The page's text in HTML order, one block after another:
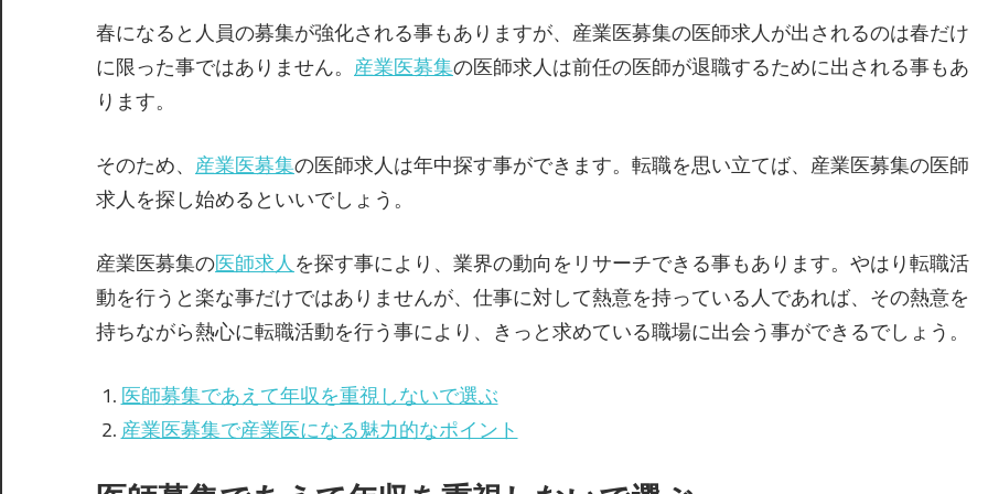
春になると人員の募集が強化される事もありますが、産業医募集の医師求人が出されるのは春だけ
に限った事ではありません。 産業医募集の医師求人は前任の医師が退職するために出される事もあ
ります。
そのため、 産業医募集の医師求人は年中探す事ができます。転職を思い立てば、産業医募集の医師
求人を探し始めるといいでしょう。
産業医募集の医師求人を探す事により、業界の動向をリサーチできる事もあります。やはり転職活
動を行うと楽な事だけではありませんが、仕事に対して熱意を持っている人であれば、その熱意を
持ちながら熱心に転職活動を行う事により、きっと求めている職場に出会う事ができるでしょう。
医師募集であえて年収を重視しないで選ぶ
産業医募集で産業医になる魅力的なポイント